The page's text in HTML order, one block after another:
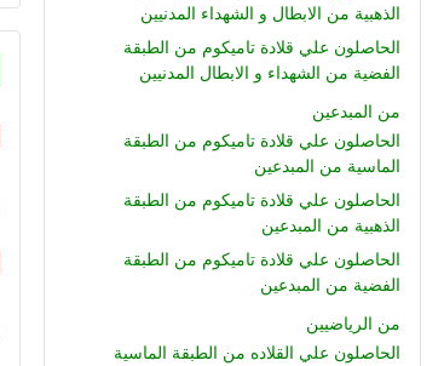
الذهبية من الابطال و الشهداء المدنيين
الحاصلون علي قلادة تاميكوم من الطبقة
الفضية من الشهداء و الابطال المدنيين
من المبدعين
الحاصلون علي قلادة تاميكوم من الطبقة
الماسية من المبدعين
الحاصلون علي قلادة تاميكوم من الطبقة
الذهبية من المبدعين
الحاصلون علي قلادة تاميكوم من الطبقة
الفضية من المبدعين
من الرياضيين
الحاصلون علي القلاده من الطبقة الماسية